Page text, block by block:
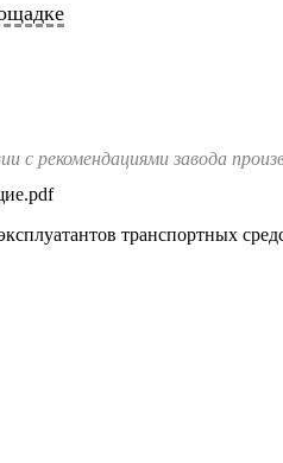
с рекомендациями завода
транспортных